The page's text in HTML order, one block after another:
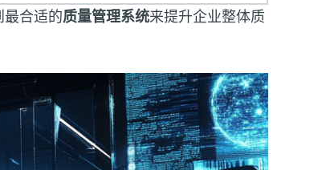
合适的质量管理系统来提升企业整体质